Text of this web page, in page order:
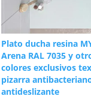
Plato ducha resina
Arena RAL 7035 y
colores exclusivos
pizarra
antideslizante